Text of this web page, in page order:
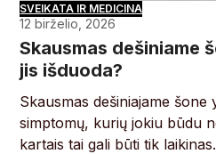
SVEIKATA IR MEDICINA
12 birželio, 2026
Skausmas dešiniame
jis išduoda?
Skausmas dešiniajame šone
simptomų, kurių jokiu būdu
kartais tai gali būti tik